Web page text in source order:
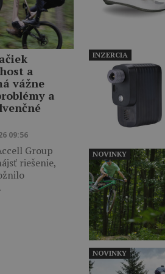
a
vážne
a
09:56
Group
riešenie,
INZERCIA
NOVINKY
NOVINKY